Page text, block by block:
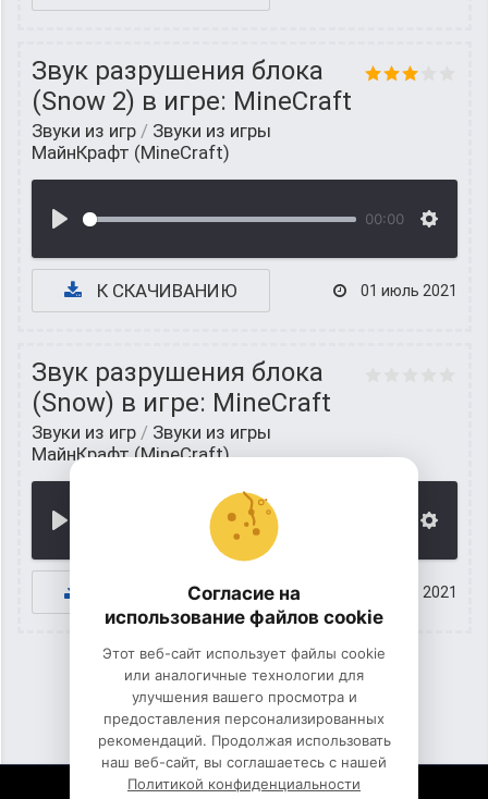
Звук разрушения блока
(Snow 2) в игре: MineCraft
Звуки из игр / Звуки из игры
МайнКрафт (MineCraft)
00:00
К СКАЧИВАНИЮ 01 июль 2021
Звук разрушения блока
(Snow) в игре: MineCraft
Звуки из игр / Звуки из игры
МайнКрафт (MineCraft)
К СКАЧИВАНИЮ 30 июнь 2021
Согласие на
использование файлов cookie
Этот веб-сайт использует файлы cookie
или аналогичные технологии для
улучшения вашего просмотра и
предоставления персонализированных
рекомендаций. Продолжая использовать
наш веб-сайт, вы соглашаетесь с нашей
Политикой конфиденциальности